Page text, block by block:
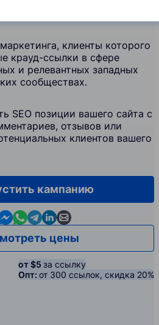
клиенты которого
крауд-ссылки в сфере
и релевантных западных
сообществах.
SEO позиции вашего сайта с
отзывов или
клиентов вашего
кампанию
us in Messenger
Contact us in WhatsApp
Contact us in Telegram
Contact us in Linkedin
Contact us by email
цены
от $5 за ссылку
Опт: от 300 ссылок, скидка 20%